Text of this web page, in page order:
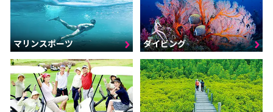
マリンスポーツ ダイビング